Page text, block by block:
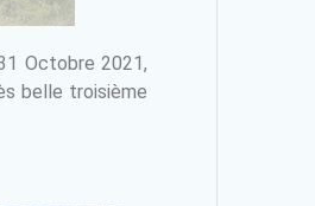
Octobre 2021,
belle troisième